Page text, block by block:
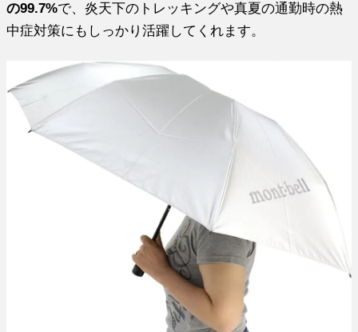
の99.7%で、炎天下のトレッキングや真夏の通勤時の熱
中症対策にもしっかり活躍してくれます。